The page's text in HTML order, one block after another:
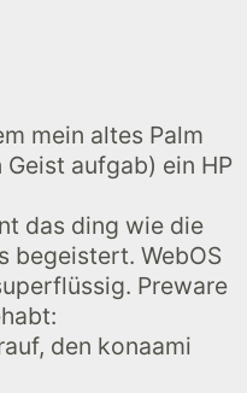
mein altes Palm
aufgab) ein HP
das ding wie die
begeistert. WebOS
Preware
den konaami